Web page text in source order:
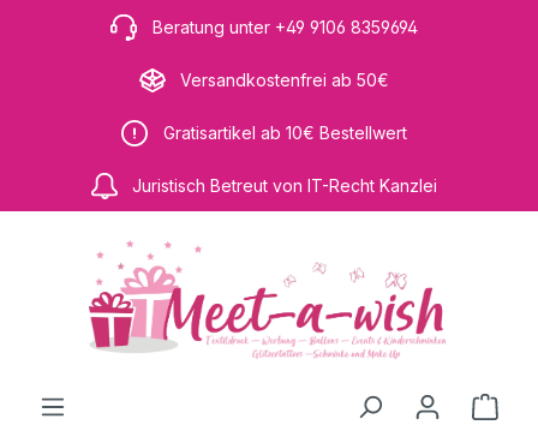
Zum Hauptinhalt springenBeratung unter +49 9106 8359694
Versandkostenfrei ab 50€
Gratisartikel ab 10€ Bestellwert
Juristisch Betreut von IT-Recht Kanzlei